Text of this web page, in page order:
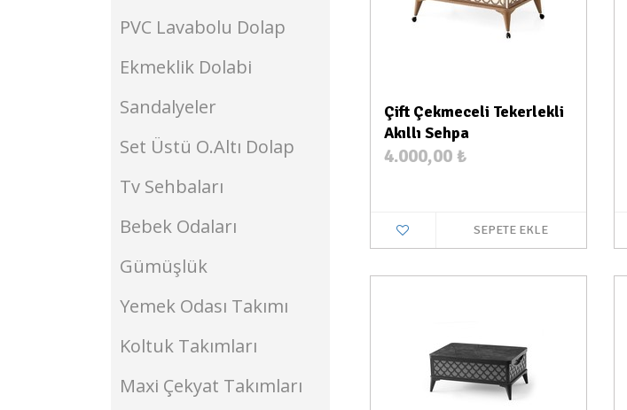
PVC Lavabolu Dolap
Ekmeklik Dolabi
Sandalyeler
Set Üstü O.Altı Dolap
Tv Sehbaları
Bebek Odaları
Gümüşlük
Yemek Odası Takımı
Koltuk Takımları
Maxi Çekyat Takımları
Çift Çekmeceli Tekerlekli
Akıllı Sehpa
4.000,00 ₺
SEPETE EKLE
Stokta Var